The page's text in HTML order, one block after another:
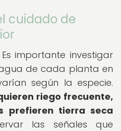
cuidado de
Es importante investigar
de cada planta en
según la especie.
riego frecuente,
prefieren tierra seca
las señales que